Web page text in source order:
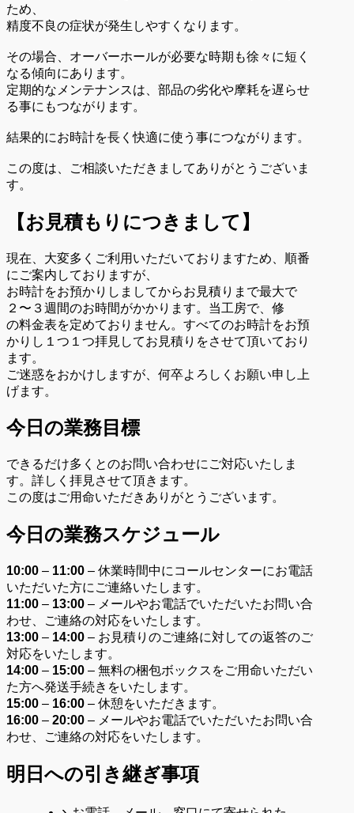
ため、
精度不良の症状が発生しやすくなります。
その場合、オーバーホールが必要な時期も徐々に短く
なる傾向にあります。
定期的なメンテナンスは、部品の劣化や摩耗を遅らせ
る事にもつながります。
結果的にお時計を長く快適に使う事につながります。
この度は、ご相談いただきましてありがとうございま
す。
【お見積もりにつきまして】
現在、大変多くご利用いただいておりますため、順番
にご案内しておりますが、
お時計をお預かりしましてからお見積りまで最大で
２〜３週間のお時間がかかります。当工房で、修
の料金表を定めておりません。すべてのお時計をお預
かりし１つ１つ拝見してお見積りをさせて頂いており
ます。
ご迷惑をおかけしますが、何卒よろしくお願い申し上
げます。
今日の業務目標
できるだけ多くとのお問い合わせにご対応いたしま
す。詳しく拝見させて頂きます。
この度はご用命いただきありがとうございます。
今日の業務スケジュール
10:00 – 11:00 – 休業時間中にコールセンターにお電話
いただいた方にご連絡いたします。
11:00 – 13:00 – メールやお電話でいただいたお問い合
わせ、ご連絡の対応をいたします。
13:00 – 14:00 – お見積りのご連絡に対しての返答のご
対応をいたします。
14:00 – 15:00 – 無料の梱包ボックスをご用命いただい
た方へ発送手続きをいたします。
15:00 – 16:00 – 休憩をいただきます。
16:00 – 20:00 – メールやお電話でいただいたお問い合
わせ、ご連絡の対応をいたします。
明日への引き継ぎ事項